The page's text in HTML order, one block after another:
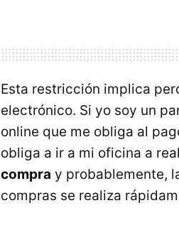
Esta restricción implica
electrónico. Si yo soy un
online que me obliga al
obliga a ir a mi oficina a
compra y probablemente,
compras se realiza